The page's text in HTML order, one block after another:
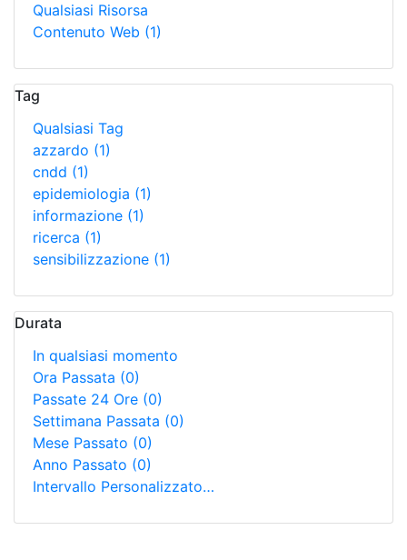
Qualsiasi Risorsa
Contenuto Web (1)
Tag
Qualsiasi Tag
azzardo (1)
cndd (1)
epidemiologia (1)
informazione (1)
ricerca (1)
sensibilizzazione (1)
Durata
In qualsiasi momento
Ora Passata (0)
Passate 24 Ore (0)
Settimana Passata (0)
Mese Passato (0)
Anno Passato (0)
Intervallo Personalizzato…